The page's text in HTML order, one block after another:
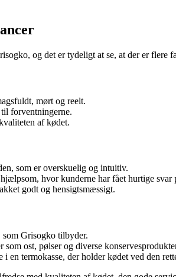
og det er tydeligt at se, at der er flere
mørt og reelt.
forventningerne.
af kødet.
som er overskuelig og intuitiv.
hvor kunderne har fået hurtige svar
godt og hensigtsmæssigt.
Grisogko tilbyder.
ost, pølser og diverse
en termokasse, der holder kødet ved den